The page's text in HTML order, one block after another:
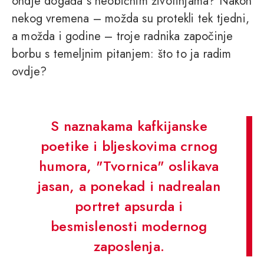
nekog vremena – možda su protekli tek tjedni,
a možda i godine – troje radnika započinje
borbu s temeljnim pitanjem: što to ja radim
ovdje?
S naznakama kafkijanske
poetike i bljeskovima crnog
humora, "Tvornica" oslikava
jasan, a ponekad i nadrealan
portret apsurda i
besmislenosti modernog
zaposlenja.